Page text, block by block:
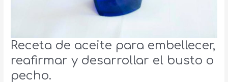
Receta de aceite para embellecer,
reafirmar y desarrollar el busto o
pecho.